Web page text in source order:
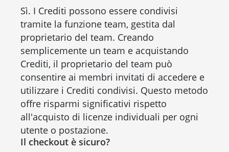
Sì. I Crediti possono essere condivisi
tramite la funzione team, gestita dal
proprietario del team. Creando
semplicemente un team e acquistando
Crediti, il proprietario del team può
consentire ai membri invitati di accedere e
utilizzare i Crediti condivisi. Questo metodo
offre risparmi significativi rispetto
all'acquisto di licenze individuali per ogni
utente o postazione.
Il checkout è sicuro?